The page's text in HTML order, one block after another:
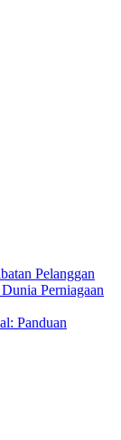
Pelanggan
Perniagaan
Panduan